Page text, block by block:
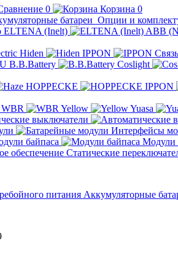
0 Корзина 0
батареи Опции и
ELTENA (Inelt) ABB
Hiden IPPON
B.B.Battery Coslight
HOPPECKE IPPON
WBR Yellow Yuasa
выключатели
Интерфейсы
байпаса
Модули
Статические
питания Аккумуляторные